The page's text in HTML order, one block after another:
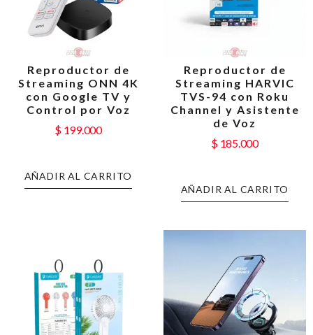
Reproductor de
Streaming ONN 4K
con Google TV y
Control por Voz
$ 199.000
AÑADIR AL CARRITO
Reproductor de
Streaming HARVIC
TVS-94 con Roku
Channel y Asistente
de Voz
$ 185.000
AÑADIR AL CARRITO